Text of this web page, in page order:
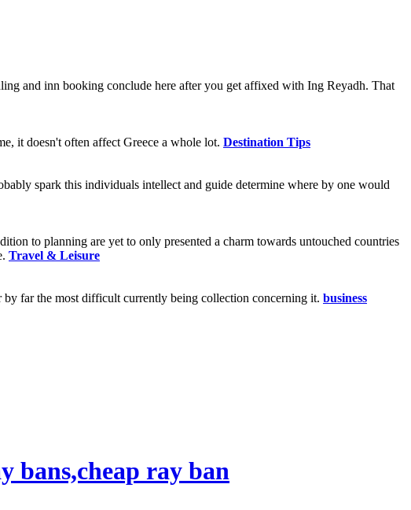
and inn booking conclude here after you get affixed with Ing Reyadh. That
it doesn't often affect Greece a whole lot. Destination Tips
spark this individuals intellect and guide determine where by one would
to planning are yet to only presented a charm towards untouched countries
Travel & Leisure
by far the most difficult currently being collection concerning it. business
bans,cheap ray ban